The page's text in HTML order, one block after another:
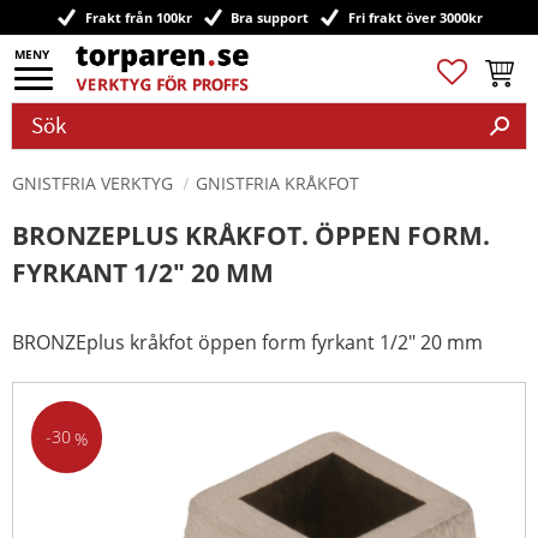
Meny
Frakt från 100kr Bra support Fri frakt över 3000kr
Favoriter
GNISTFRIA VERKTYG GNISTFRIA KRÅKFOT
BRONZEPLUS KRÅKFOT. ÖPPEN FORM.
FYRKANT 1/2" 20 MM
BRONZEplus kråkfot öppen form fyrkant 1/2" 20 mm
30%